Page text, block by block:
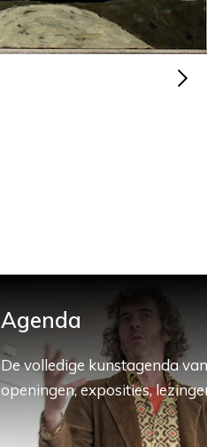
Agenda
De volledige kunstagenda
openingen, exposities,